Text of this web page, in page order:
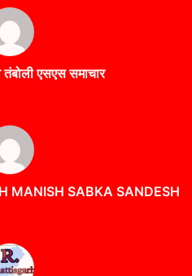
तंबोली एसएस समाचार
MANISH SABKA SANDESH